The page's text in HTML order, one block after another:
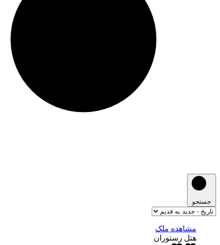
جستجو
مشاهده ملک
هتل رستوران